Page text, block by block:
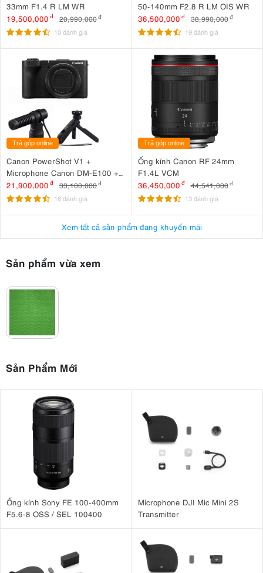
33mm F1.4 R LM WR
19,500,000 đ 20,990,000đ
10 đánh giá
50-140mm F2.8 R LM OIS WR
36,500,000 đ 38,990,000 đ
19 đánh giá
Trả góp online
Canon PowerShot V1 +
Microphone Canon DM-E100 +
Báng tay cầm Canon HG-
100TBR
21,900,000 đ 33,100,000đ
16 đánh giá
Trả góp online
Ống kính Canon RF 24mm
F1.4L VCM
36,450,000 đ 44,541,000 đ
13 đánh giá
Xem tất cả sản phẩm đang khuyến mãi
Sản phẩm vừa xem
Sản Phẩm Mới
Ống kính Sony FE 100-400mm
F5.6-8 OSS / SEL 100400
Microphone DJI Mic Mini 2S
Transmitter